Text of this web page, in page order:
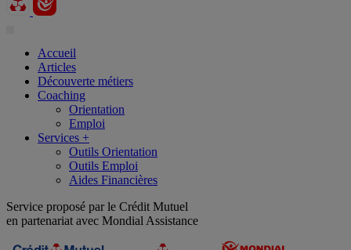
Accueil
Articles
Découverte métiers
Coaching
Orientation
Emploi
Services +
Outils Orientation
Outils Emploi
Aides Financières
Service proposé par le Crédit Mutuel
en partenariat avec Mondial Assistance